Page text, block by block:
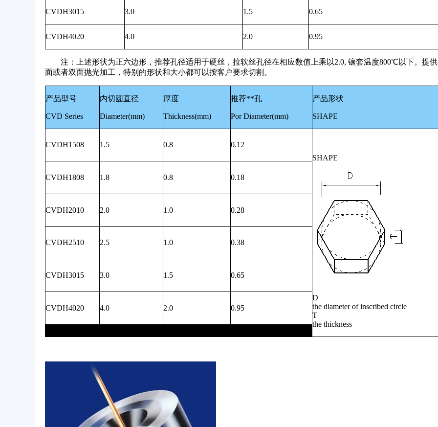
CVDH3015 3.0 1.5 0.65
CVDH4020 4.0 2.0 0.95
注：上述形状为正六边形，推荐孔径适用于硬丝，拉软丝孔径在相应数值上乘以2.0, 镶套温度800℃以下。提
面或者双面抛光加工，特别的形状和大小都可以按客户要求切割。
产品型号
CVD Series
内切圆直径
Diameter(mm)
厚度
Thickness(mm)
推荐**孔
Por Diameter(mm)
产品形状
SHAPE
CVDH1508 1.5 0.8
0.12
SHAPE
D
the diameter of inscribed circle
T
the thickness
CVDH1808 1.8 0.8 0.18
CVDH2010 2.0 1.0 0.28
CVDH2510 2.5 1.0 0.38
CVDH3015 3.0 1.5 0.65
CVDH4020 4.0 2.0 0.95